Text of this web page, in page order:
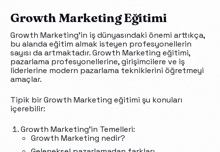
Growth Marketing Eğitimi
Growth Marketing’in iş dünyasındaki önemi arttıkça,
bu alanda eğitim almak isteyen profesyonellerin
sayısı da artmaktadır. Growth Marketing eğitimi,
pazarlama profesyonellerine, girişimcilere ve iş
liderlerine modern pazarlama tekniklerini öğretmeyi
amaçlar.
Tipik bir Growth Marketing eğitimi şu konuları
içerebilir:
Growth Marketing’in Temelleri:
Growth Marketing nedir?